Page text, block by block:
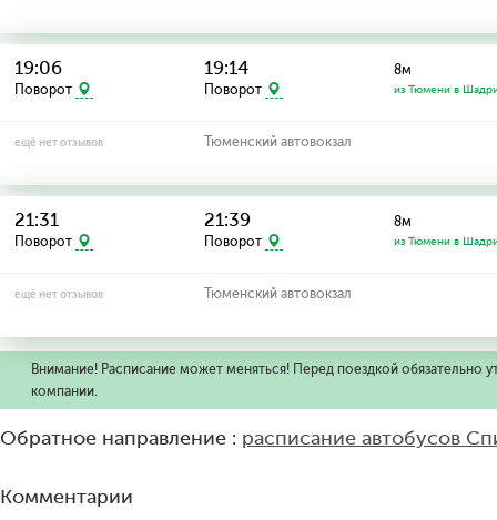
19:06
Поворот
19:14
Поворот
8м
из Тюмени в
ещё нет отзывов Тюменский автовокзал
21:31
Поворот
21:39
Поворот
8м
из Тюмени в
ещё нет отзывов Тюменский автовокзал
Внимание! Расписание может меняться! Перед поездкой обязательно
компании.
Обратное направление : расписание автобусов
Комментарии